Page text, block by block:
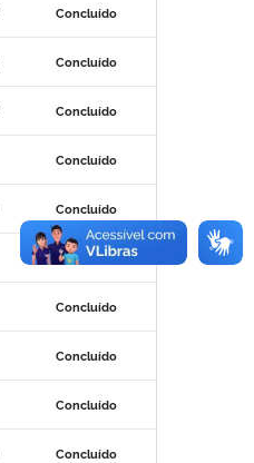
Concluído
Concluído
Concluído
Concluído
Concluído
Concluído
Concluído
Concluído
Concluído
Concluído